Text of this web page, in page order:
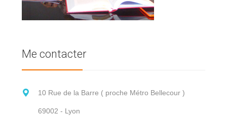
Me contacter
10 Rue de la Barre ( proche Métro Bellecour )
69002 - Lyon